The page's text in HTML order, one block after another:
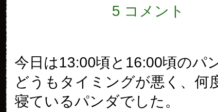
5 コメント
今日は13:00頃と16:00頃のパ
どうもタイミングが悪く、何
寝ているパンダでした。